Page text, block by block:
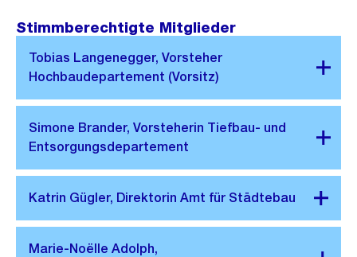
Stimmberechtigte Mitglieder